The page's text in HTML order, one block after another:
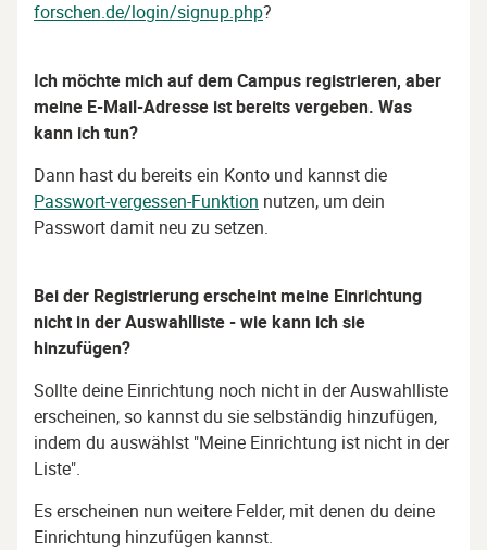
forschen.de/login/signup.php?
Ich möchte mich auf dem Campus registrieren, aber
meine E-Mail-Adresse ist bereits vergeben. Was
kann ich tun?
Dann hast du bereits ein Konto und kannstdie
Passwort-vergessen-Funktion nutzen, um dein
Passwort damit neu zu setzen.
Bei der Registrierung erscheint meine Einrichtung
nicht in der Auswahlliste - wie kann ich sie
hinzufügen?
Sollte deine Einrichtung noch nicht in der Auswahlliste
erscheinen, so kannst du sie selbständig hinzufügen,
indem du auswählst "Meine Einrichtung ist nicht in der
Liste".
Es erscheinen nun weitere Felder, mit denen du deine
Einrichtung hinzufügen kannst.